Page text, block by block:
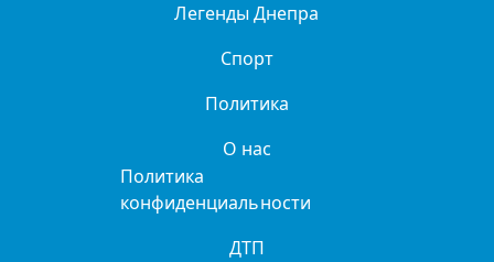
Легенды Днепра
Спорт
Политика
О нас
Политика
конфиденциальности
ДТП